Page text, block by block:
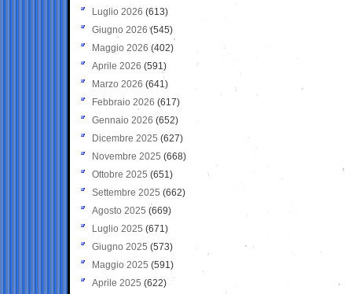
Luglio 2026 (613)
Giugno 2026 (545)
Maggio 2026 (402)
Aprile 2026 (591)
Marzo 2026 (641)
Febbraio 2026 (617)
Gennaio 2026 (652)
Dicembre 2025 (627)
Novembre 2025 (668)
Ottobre 2025 (651)
Settembre 2025 (662)
Agosto 2025 (669)
Luglio 2025 (671)
Giugno 2025 (573)
Maggio 2025 (591)
Aprile 2025 (622)